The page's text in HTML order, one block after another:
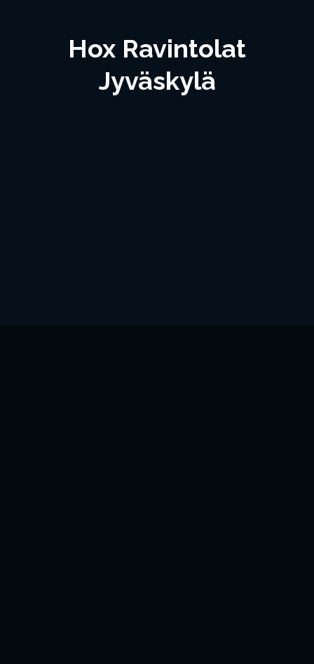
Hox Ravintolat
Jyväskylä